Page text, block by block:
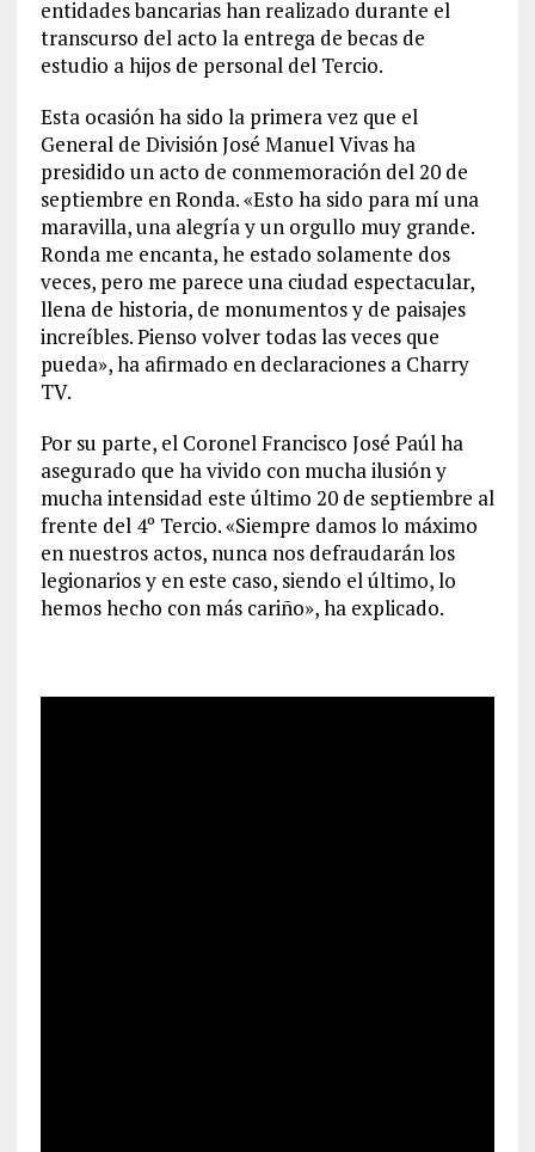
entidades bancarias han realizado durante el
transcurso del acto la entrega de becas de
estudio a hijos de personal del Tercio.
Esta ocasión ha sido la primera vez que el
General de División José Manuel Vivas ha
presidido un acto de conmemoración del 20 de
septiembre en Ronda. «Esto ha sido para mí una
maravilla, una alegría y un orgullo muy grande.
Ronda me encanta, he estado solamente dos
veces, pero me parece una ciudad espectacular,
llena de historia, de monumentos y de paisajes
increíbles. Pienso volver todas las veces que
pueda», ha afirmado en declaraciones a Charry
TV.
Por su parte, el Coronel Francisco José Paúl ha
asegurado que ha vivido con mucha ilusión y
mucha intensidad este último 20 de septiembre al
frente del 4º Tercio. «Siempre damos lo máximo
en nuestros actos, nunca nos defraudarán los
legionarios y en este caso, siendo el último, lo
hemos hecho con más cariño», ha explicado.